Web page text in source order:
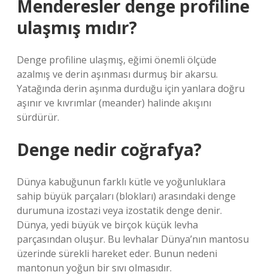
Menderesler denge profiline
ulaşmış mıdır?
Denge profiline ulaşmış, eğimi önemli ölçüde
azalmış ve derin aşınması durmuş bir akarsu.
Yatağında derin aşınma durduğu için yanlara doğru
aşınır ve kıvrımlar (meander) halinde akışını
sürdürür.
Denge nedir coğrafya?
Dünya kabuğunun farklı kütle ve yoğunluklara
sahip büyük parçaları (blokları) arasındaki denge
durumuna izostazi veya izostatik denge denir.
Dünya, yedi büyük ve birçok küçük levha
parçasından oluşur. Bu levhalar Dünya’nın mantosu
üzerinde sürekli hareket eder. Bunun nedeni
mantonun yoğun bir sıvı olmasıdır.